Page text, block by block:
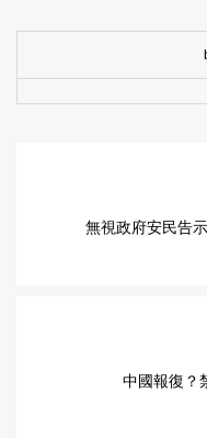
無視政府安民告
中國報復？